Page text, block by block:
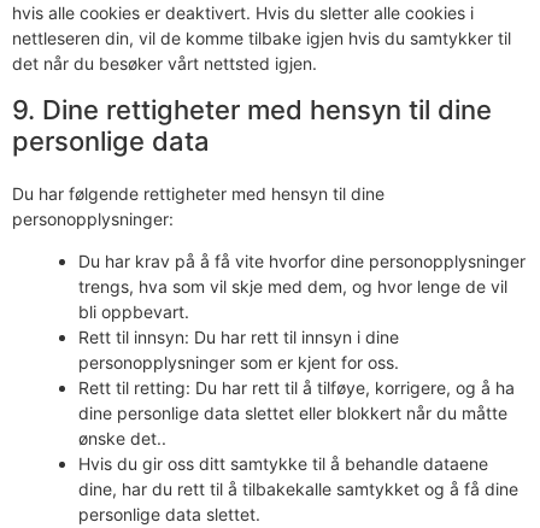
hvis alle cookies er deaktivert. Hvis du sletter alle cookies i
nettleseren din, vil de komme tilbake igjen hvis du samtykker til
det når du besøker vårt nettsted igjen.
9. Dine rettigheter med hensyn til dine
personlige data
Du har følgende rettigheter med hensyn til dine
personopplysninger:
Du har krav på å få vite hvorfor dine personopplysninger
trengs, hva som vil skje med dem, og hvor lenge de vil
bli oppbevart.
Rett til innsyn: Du har rett til innsyn i dine
personopplysninger som er kjent for oss.
Rett til retting: Du har rett til å tilføye, korrigere, og å ha
dine personlige data slettet eller blokkert når du måtte
ønske det..
Hvis du gir oss ditt samtykke til å behandle dataene
dine, har du rett til å tilbakekalle samtykket og å få dine
personlige data slettet.